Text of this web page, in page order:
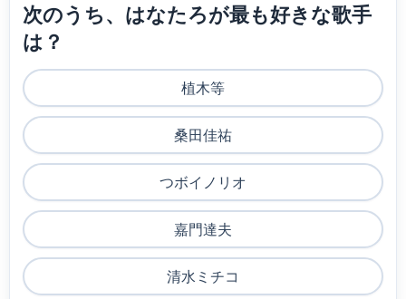
次のうち、はなたろが最も好きな歌手
は？
植木等
桑田佳祐
つボイノリオ
嘉門達夫
清水ミチコ